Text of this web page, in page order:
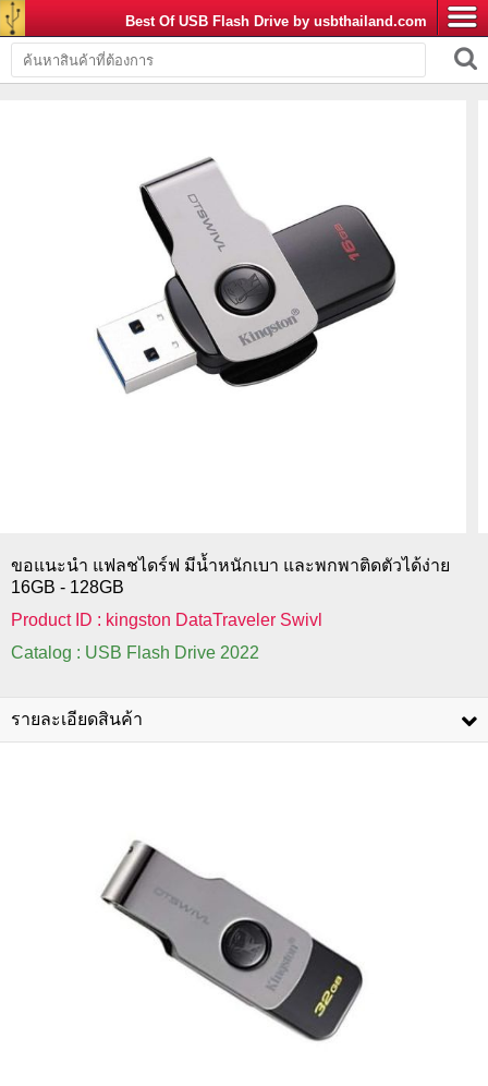
Best Of USB Flash Drive by usbthailand.com
ขอแนะนำ แฟลชไดร์ฟ มีน้ำหนักเบา และพกพาติดตัวได้ง่าย
16GB - 128GB
Product ID : kingston DataTraveler Swivl
Catalog : USB Flash Drive 2022
รายละเอียดสินค้า